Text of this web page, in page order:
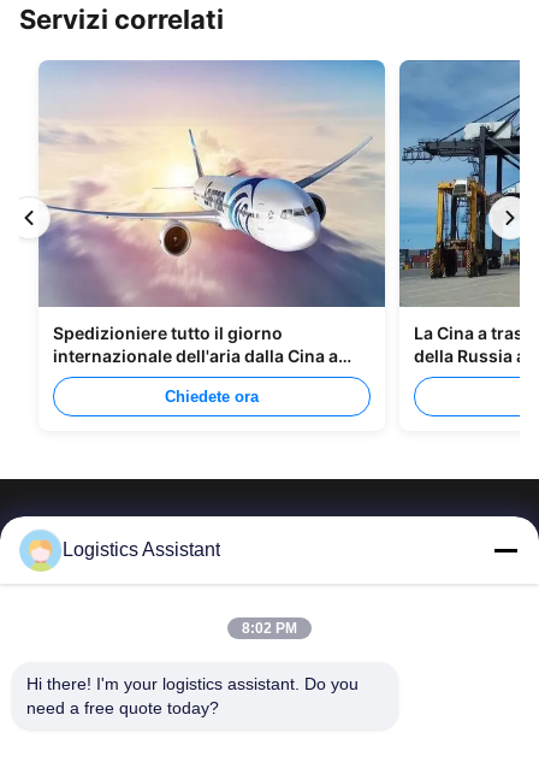
Servizi correlati
Spedizioniere tutto il giorno
internazionale dell'aria dalla Cina a
Manila
Chiedete ora
La Cina a
della Russia
Sceglici e non ci dimenticherai mai.
Collegamenti
Contattaci
Logistics Assistant
8:02 PM
Hi there! I'm your logistics assistant. Do you
need a free quote today?